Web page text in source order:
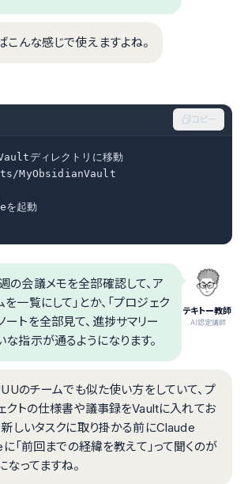
こんな感じで使えますよね。
コピー
ディレクトリに移動
MyObsidianVault
起動
テキトー教師
.AI認定講師
の会議メモを全部確認して、ア
を一覧にして」とか、「プロジェク
ートを全部見て、進捗サマリー
な指示が通るようになります。
のチームでも似た使い方をしていて、プ
クトの仕様書や議事録をVaultに入れてお
新しいタスクに取り掛かる前にClaude
「前回までの経緯を教えて」って聞くのが
なってますね。